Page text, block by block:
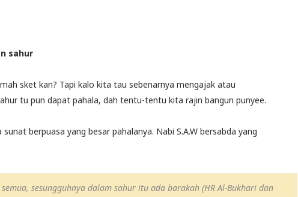
sahur
sket kan? Tapi kalo kita tau sebenarnya mengajak atau
tu pun dapat pahala, dah tentu-tentu kita rajin bangun punyee.
berpuasa yang besar pahalanya. Nabi S.A.W bersabda yang
sesungguhnya dalam sahur itu ada barakah (HR Al-Bukhari dan